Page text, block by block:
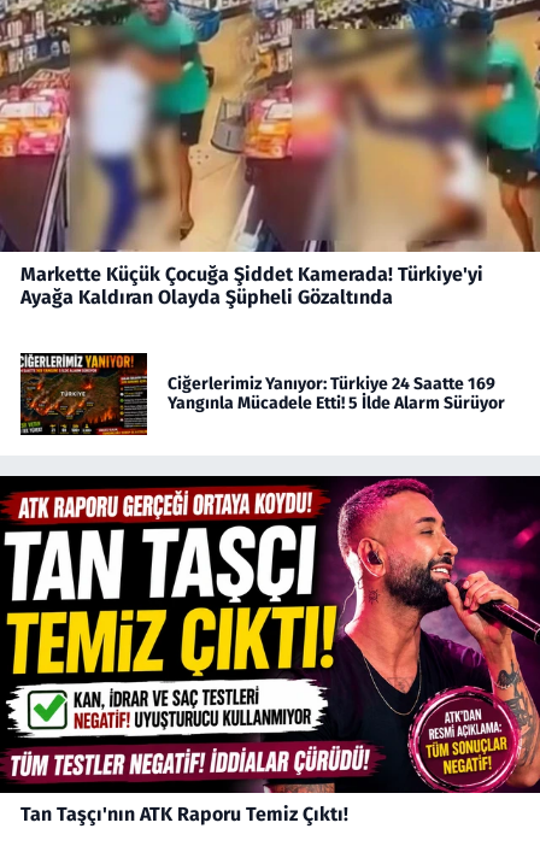
Markette Küçük Çocuğa Şiddet Kamerada! Türkiye'yi
Ayağa Kaldıran Olayda Şüpheli Gözaltında
Ciğerlerimiz Yanıyor: Türkiye 24 Saatte 169
Yangınla Mücadele Etti! 5 İlde Alarm Sürüyor
Tan Taşçı'nın ATK Raporu Temiz Çıktı!